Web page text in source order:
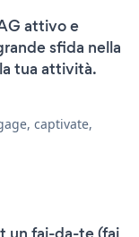
attivo e
sfida nella
tua attività.
captivate,